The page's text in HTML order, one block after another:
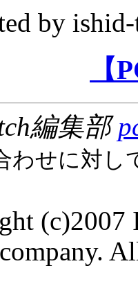
by
【
編集部
わせに対し
(c)2007